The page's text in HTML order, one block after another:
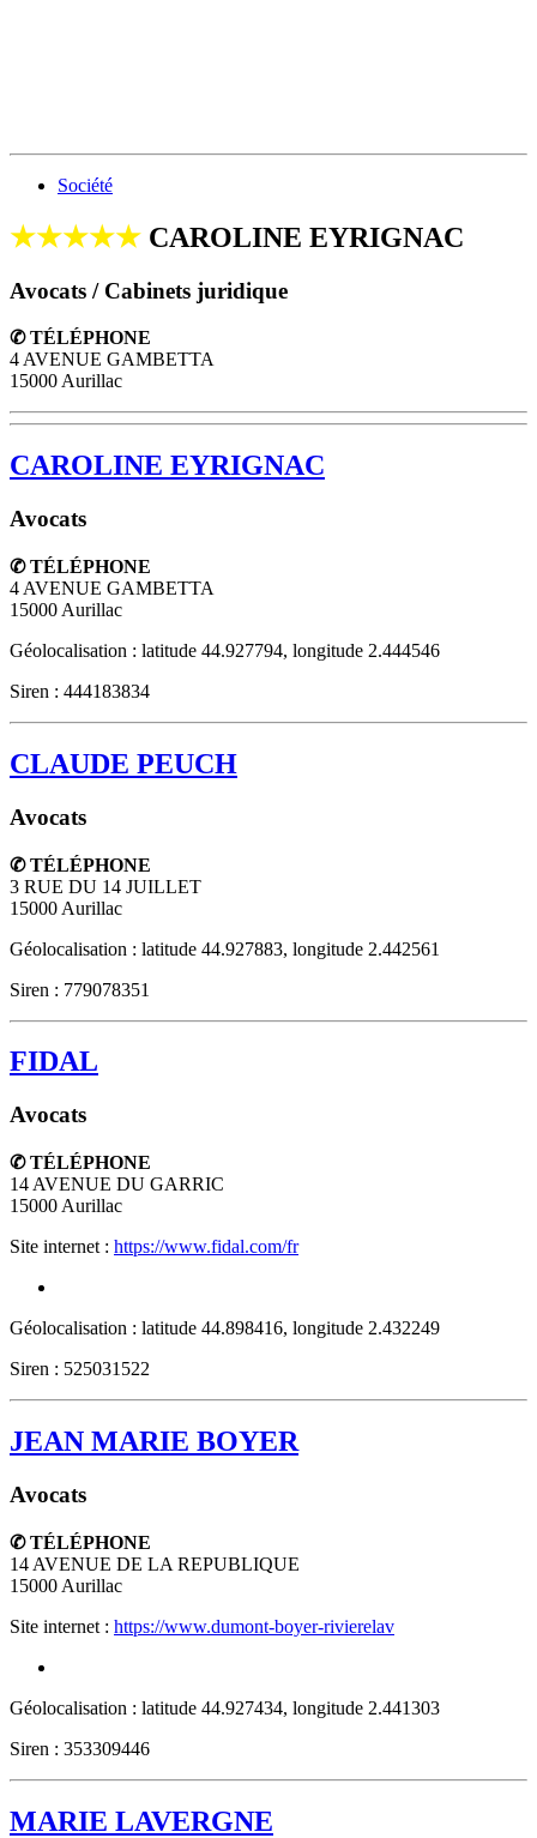
Société
★★★★★ CAROLINE EYRIGNAC
Avocats / Cabinets juridique
✆ TÉLÉPHONE
4 AVENUE GAMBETTA
15000 Aurillac
CAROLINE EYRIGNAC
Avocats
✆ TÉLÉPHONE
4 AVENUE GAMBETTA
15000 Aurillac
Géolocalisation : latitude 44.927794, longitude 2.444546
Siren : 444183834
CLAUDE PEUCH
Avocats
✆ TÉLÉPHONE
3 RUE DU 14 JUILLET
15000 Aurillac
Géolocalisation : latitude 44.927883, longitude 2.442561
Siren : 779078351
FIDAL
Avocats
✆ TÉLÉPHONE
14 AVENUE DU GARRIC
15000 Aurillac
Site internet : https://www.fidal.com/fr
Géolocalisation : latitude 44.898416, longitude 2.432249
Siren : 525031522
JEAN MARIE BOYER
Avocats
✆ TÉLÉPHONE
14 AVENUE DE LA REPUBLIQUE
15000 Aurillac
Site internet : https://www.dumont-boyer-rivierelav
Géolocalisation : latitude 44.927434, longitude 2.441303
Siren : 353309446
MARIE LAVERGNE